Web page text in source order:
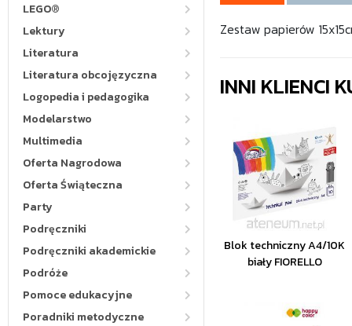
LEGO®
Lektury
Literatura
Literatura obcojęzyczna
Logopedia i pedagogika
Modelarstwo
Multimedia
Oferta Nagrodowa
Oferta Świąteczna
Party
Podręczniki
Podręczniki akademickie
Podróże
Pomoce edukacyjne
Poradniki metodyczne
Zestaw papierów
INNI KLIENCI
Blok techniczny A4/10K
biały FIORELLO